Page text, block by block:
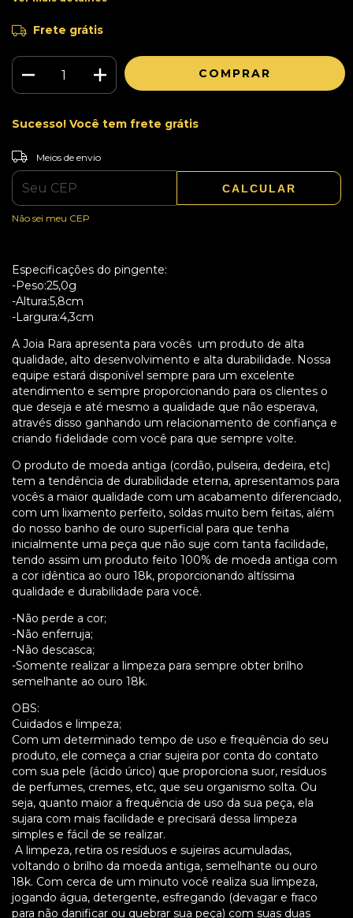
Frete grátis
Sucesso! Você tem frete grátis
Entregas para o CEP:
Meios de envio
CALCULAR
Não sei meu CEP
Especificações do pingente:
-Peso:25,0g
-Altura:5,8cm
-Largura:4,3cm
A Joia Rara apresenta para vocês um produto de alta
qualidade, alto desenvolvimento e alta durabilidade. Nossa
equipe estará disponível sempre para um excelente
atendimento e sempre proporcionando para os clientes o
que deseja e até mesmo a qualidade que não esperava,
através disso ganhando um relacionamento de confiança e
criando fidelidade com você para que sempre volte.
O produto de moeda antiga (cordão, pulseira, dedeira, etc)
tem a tendência de durabilidade eterna, apresentamos para
vocês a maior qualidade com um acabamento diferenciado,
com um lixamento perfeito, soldas muito bem feitas, além
do nosso banho de ouro superficial para que tenha
inicialmente uma peça que não suje com tanta facilidade,
tendo assim um produto feito 100% de moeda antiga com
a cor idêntica ao ouro 18k, proporcionando altíssima
qualidade e durabilidade para você.
-Não perde a cor;
-Não enferruja;
-Não descasca;
-Somente realizar a limpeza para sempre obter brilho
semelhante ao ouro 18k.
OBS:
Cuidados e limpeza;
Com um determinado tempo de uso e frequência do seu
produto, ele começa a criar sujeira por conta do contato
com sua pele (ácido úrico) que proporciona suor, resíduos
de perfumes, cremes, etc, que seu organismo solta. Ou
seja, quanto maior a frequência de uso da sua peça, ela
sujara com mais facilidade e precisará dessa limpeza
simples e fácil de se realizar.
A limpeza, retira os resíduos e sujeiras acumuladas,
voltando o brilho da moeda antiga, semelhante ou ouro
18k. Com cerca de um minuto você realiza sua limpeza,
jogando água, detergente, esfregando (devagar e fraco
para não danificar ou quebrar sua peça) com suas duas